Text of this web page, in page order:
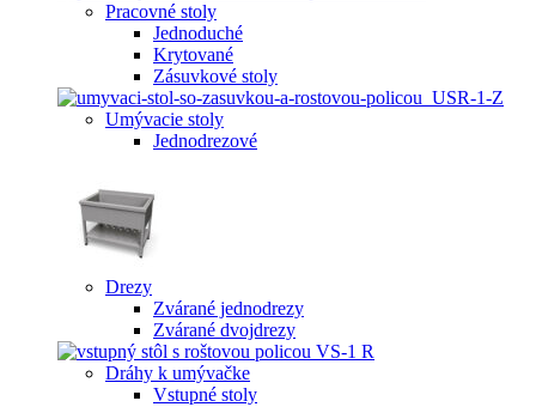
Pracovné stoly
Jednoduché
Krytované
Zásuvkové stoly
Umývacie stoly
Jednodrezové
Drezy
Zvárané jednodrezy
Zvárané dvojdrezy
Dráhy k umývačke
Vstupné stoly